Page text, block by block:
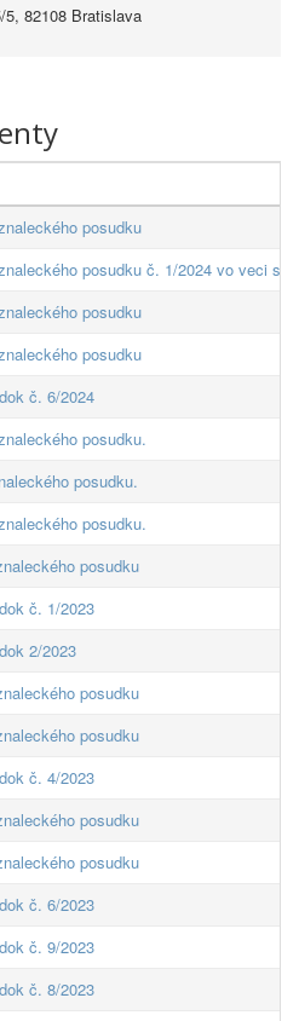
82108 Bratislava
posudku
posudku č. 1/2024 vo veci
posudku
posudku
č. 6/2024
posudku.
posudku.
posudku.
posudku
č. 1/2023
2/2023
posudku
posudku
č. 4/2023
posudku
posudku
č. 6/2023
č. 9/2023
č. 8/2023